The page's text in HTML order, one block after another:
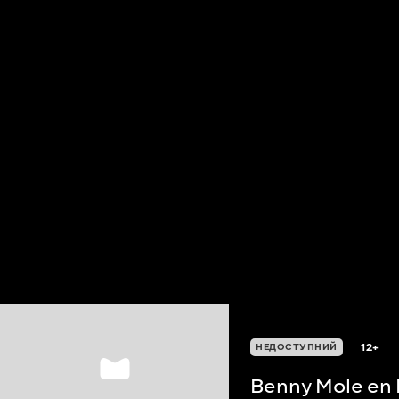
НЕДОСТУПНИЙ 12+
Benny Mole en